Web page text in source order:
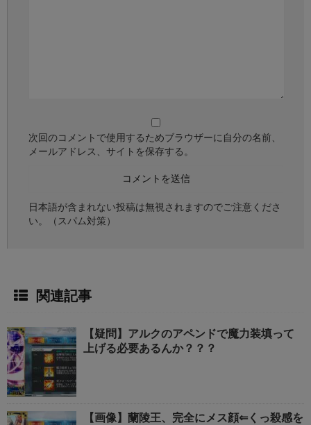
次回のコメントで使用するためブラウザーに自分の名前、
メールアドレス、サイトを保存する。
日本語が含まれない投稿は無視されますのでご注意くださ
い。（スパム対策）
関連記事
【疑問】アルクのアペンドで魔力装填って
上げる必要あるんか？？？
【画像】蘭陵王、完全にメス顔⇐くっ殺感を